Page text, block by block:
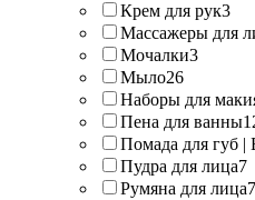
Крем для рук3
Массажеры для
Мочалки3
Мыло26
Наборы для
Пена для ванны
Помада для губ |
Пудра для лица7
Румяна для лица7